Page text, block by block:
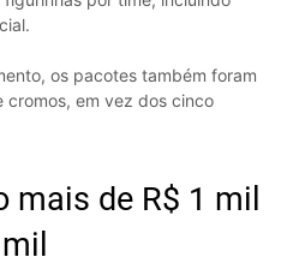
os pacotes também foram
em vez dos cinco
mais de R$ 1 mil